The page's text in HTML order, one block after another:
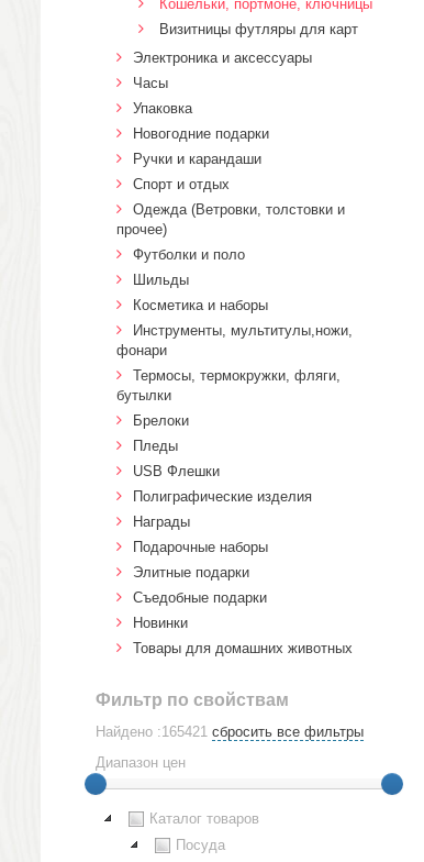
Кошельки, портмоне, ключницы
Визитницы футляры для карт
Электроника и аксессуары
Часы
Упаковка
Новогодние подарки
Ручки и карандаши
Спорт и отдых
Одежда (Ветровки, толстовки и
прочее)
Футболки и поло
Шильды
Косметика и наборы
Инструменты, мультитулы,ножи,
фонари
Термосы, термокружки, фляги,
бутылки
Брелоки
Пледы
USB Флешки
Полиграфические изделия
Награды
Подарочные наборы
Элитные подарки
Cъедобные подарки
Новинки
Товары для домашних животных
Фильтр по свойствам
Найдено :165421 сбросить все фильтры
Диапазон цен
Каталог товаров
Посуда